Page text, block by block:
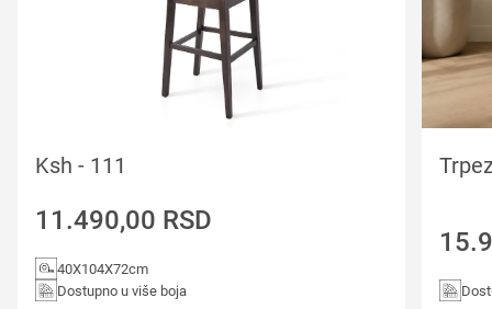
Ksh - 111
11.490,00 RSD
40X104X72cm
Dostupno u više boja